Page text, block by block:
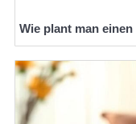
Wie plant man